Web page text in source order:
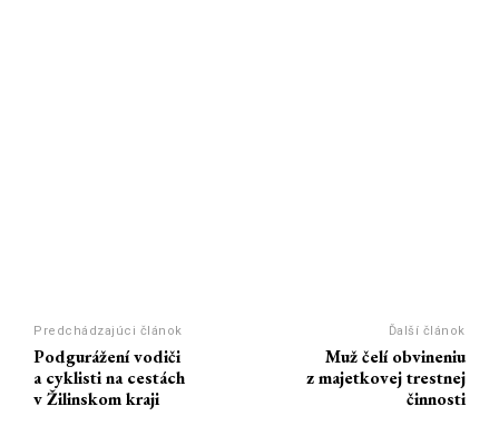
Predchádzajúci článok
Podgurážení vodiči
a cyklisti na cestách
v Žilinskom kraji
Ďalší článok
Muž čelí obvineniu
z majetkovej trestnej
činnosti